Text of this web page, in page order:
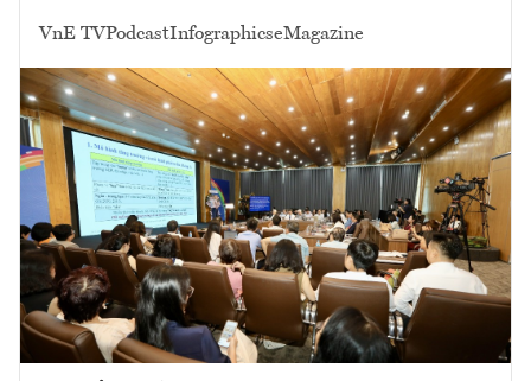
VnE TVPodcastInfographicseMagazine